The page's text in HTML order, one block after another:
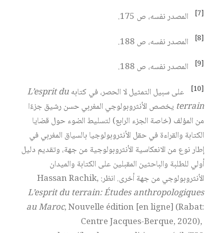
[7] المصدر نفسه، ص 175.
[8] المصدر نفسه، ص 188.
[9] المصدر نفسه، ص 188.
[10] على سبيل التمثيل لا الحصر، في كتابهL’esprit du
terrain يخصص الأنثروبولوجي المغربي حسن رشيق جزءًا
من المؤلف (خاصة الجزء الرابع) لتسليط الضوء حول قضايا
الكتابة والقراءة في حقل الأنثروبولوجيا بالسياق المغربي في
إطار نوع من الانعكاسية الأنثروبولوجية من جهة، وتقديم دليل
أولي للطلبة والباحثين المقبلين على الكتابة والميدان
الأنثروبولوجي من جهة أخرى. انظر: Hassan Rachik,
L’esprit du terrain: Études anthropologiques
au Maroc, Nouvelle édition [en ligne] (Rabat:
Centre Jacques-Berque, 2020),